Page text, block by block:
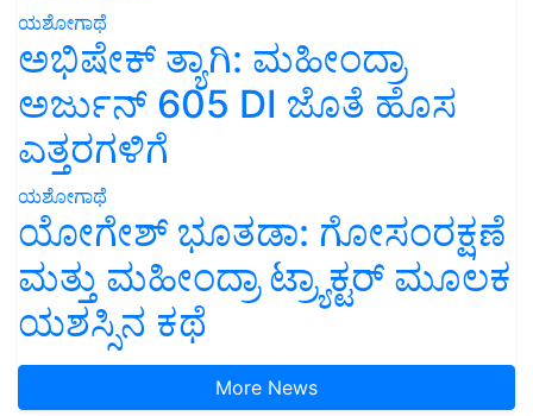
ಯಶೋಗಾಥೆ
ಅಭಿಷೇಕ್ ತ್ಯಾಗಿ: ಮಹೀಂದ್ರಾ
ಅರ್ಜುನ್ 605 DI ಜೊತೆ ಹೊಸ
ಎತ್ತರಗಳಿಗೆ
ಯಶೋಗಾಥೆ
ಯೋಗೇಶ್ ಭೂತಡಾ: ಗೋಸಂರಕ್ಷಣೆ
ಮತ್ತು ಮಹೀಂದ್ರಾ ಟ್ರ್ಯಾಕ್ಟರ್ ಮೂಲಕ
ಯಶಸ್ಸಿನ ಕಥೆ
More News